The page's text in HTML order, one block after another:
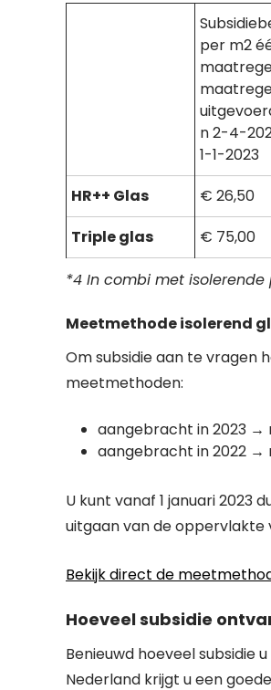
per m2
n 2-4-
1-1-2023
HR++ Glas € 26,50
Triple glas
€ 75,00
*4 In combi met isolerende
Meetmethode isolerend
Om subsidie aan te vragen
meetmethoden:
aangebracht in 2023 →
aangebracht in 2022
U kunt vanaf 1 januari 2023
uitgaan van de oppervlakte
Bekijk direct de
Hoeveel subsidie
Benieuwd hoeveel subsidie
Nederland krijgt u een